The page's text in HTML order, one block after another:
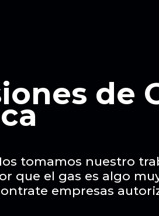
de
tomamos nuestro
que el gas es algo
empresas